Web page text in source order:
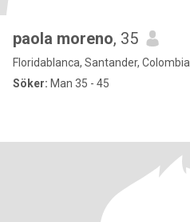
paola moreno, 35
Floridablanca, Santander, Colombia
Söker: Man 35 - 45